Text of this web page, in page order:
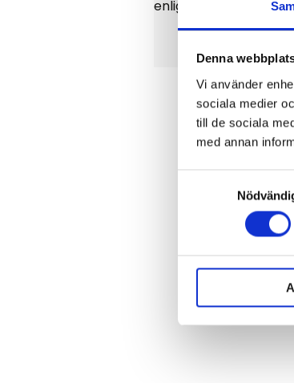
Denna
Vi använder
sociala medier
till de sociala
med annan
y
enligt bild.